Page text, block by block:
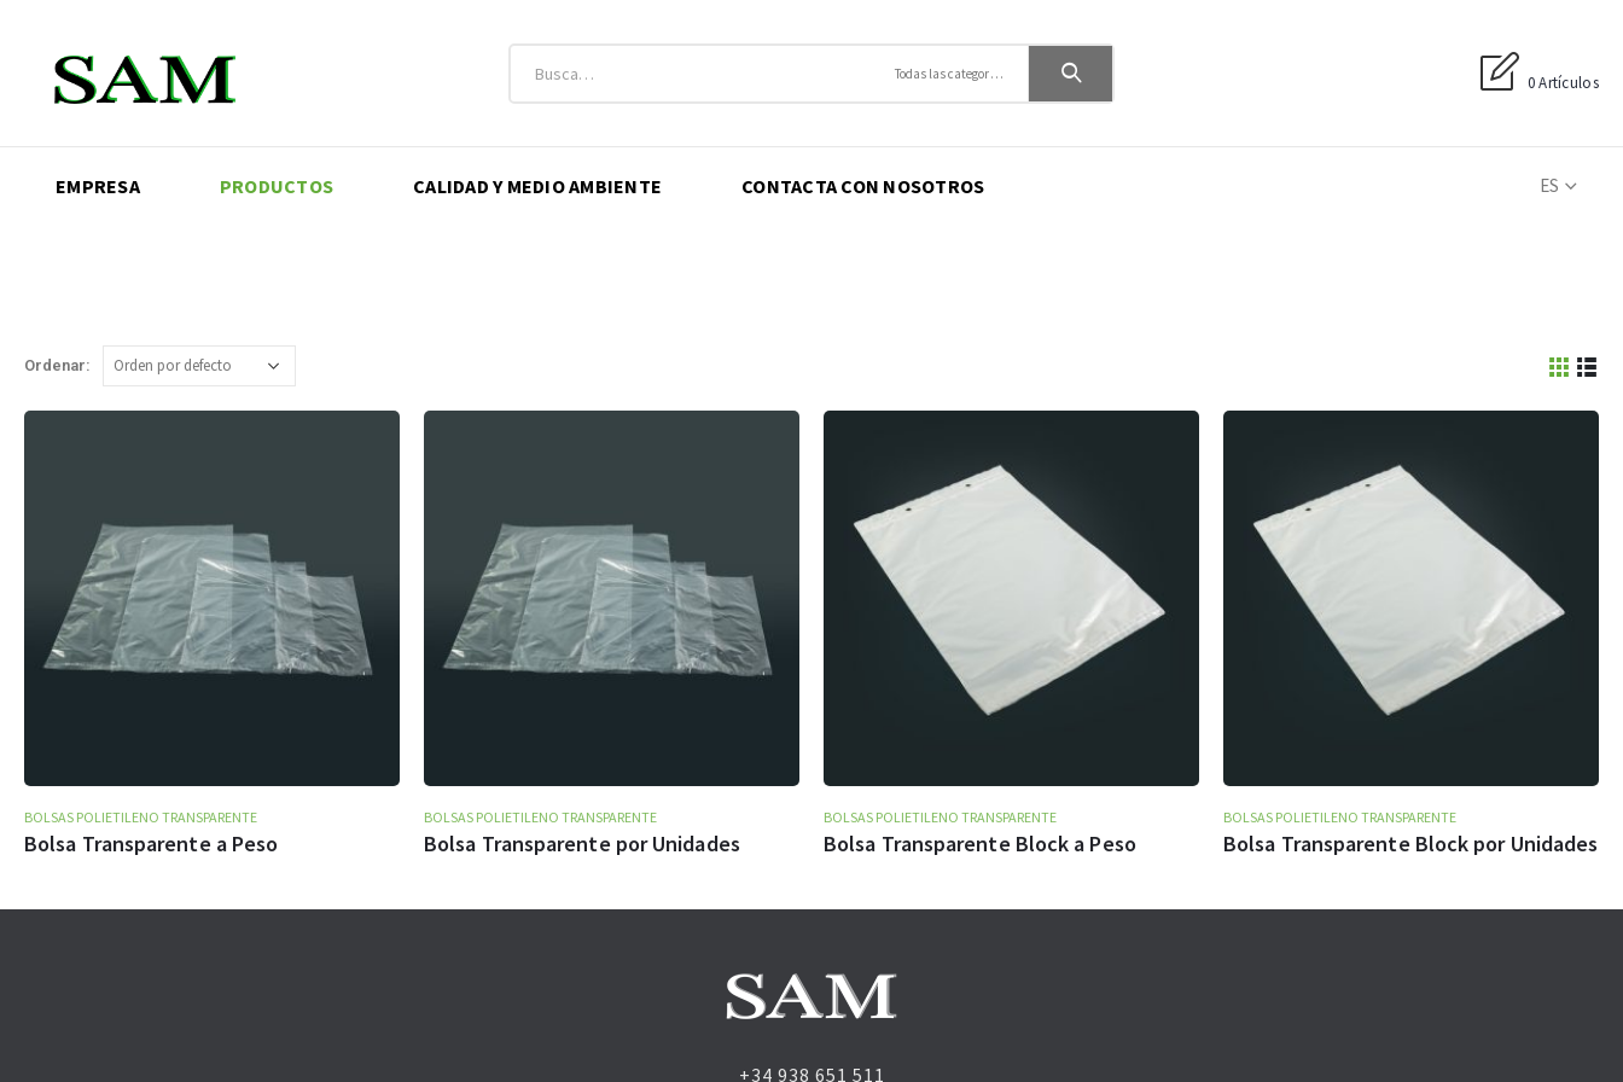
Todas las categorías 0 Artículos
EMPRESA PRODUCTOS CALIDAD Y MEDIO AMBIENTE CONTACTA CON NOSOTROS ES
Ordenar:
BOLSAS POLIETILENO TRANSPARENTE
Bolsa Transparente a Peso
BOLSAS POLIETILENO TRANSPARENTE
Bolsa Transparente por Unidades
BOLSAS POLIETILENO TRANSPARENTE
Bolsa Transparente Block a Peso
BOLSAS POLIETILENO TRANSPARENTE
Bolsa Transparente Block por Unidades
+34 938 651 511